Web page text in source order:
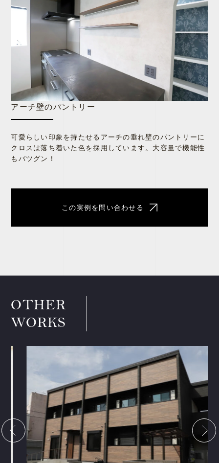
アーチ壁のパントリー
可愛らしい印象を持たせるアーチの垂れ壁のパントリーに
クロスは落ち着いた色を採用しています。大容量で機能性
もバツグン！
この実例を問い合わせる
OTHER
WORKS